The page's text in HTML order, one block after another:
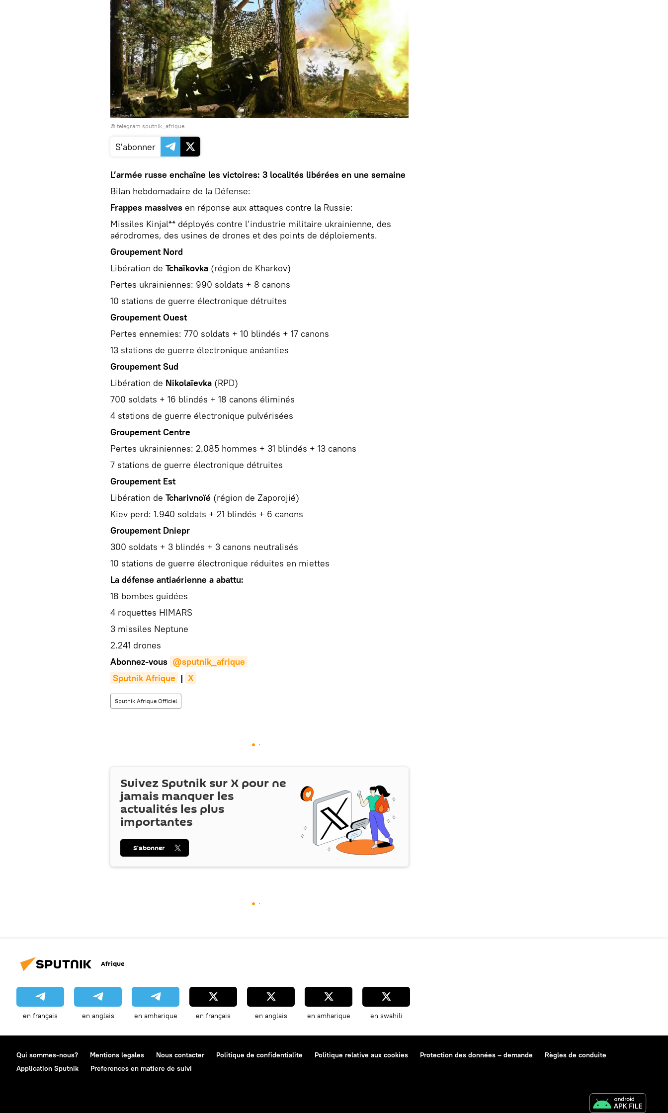
© telegram sputnik_afrique
S'abonner
L’armée russe enchaîne les victoires: 3 localités libérées en une semaine
Bilan hebdomadaire de la Défense:
Frappes massives en réponse aux attaques contre la Russie:
Missiles Kinjal** déployés contre l’industrie militaire ukrainienne, des
aérodromes, des usines de drones et des points de déploiements.
Groupement Nord
Libération de Tchaïkovka (région de Kharkov)
Pertes ukrainiennes: 990 soldats + 8 canons
10 stations de guerre électronique détruites
Groupement Ouest
Pertes ennemies: 770 soldats + 10 blindés + 17 canons
13 stations de guerre électronique anéanties
Groupement Sud
Libération de Nikolaïevka (RPD)
700 soldats + 16 blindés + 18 canons éliminés
4 stations de guerre électronique pulvérisées
Groupement Centre
Pertes ukrainiennes: 2.085 hommes + 31 blindés + 13 canons
7 stations de guerre électronique détruites
Groupement Est
Libération de Tcharivnoïé (région de Zaporojié)
Kiev perd: 1.940 soldats + 21 blindés + 6 canons
Groupement Dniepr
300 soldats + 3 blindés + 3 canons neutralisés
10 stations de guerre électronique réduites en miettes
La défense antiaérienne a abattu:
18 bombes guidées
4 roquettes HIMARS
3 missiles Neptune
2.241 drones
Abonnez-vous @sputnik_afrique
Sputnik Afrique | X
Sputnik Afrique Officiel
Suivez Sputnik surX pour ne
jamais manquer les
actualités les plus
importantes
S’abonner
Afrique
en français en anglais en amharique en français en anglais en amharique en swahili
Qui sommes-nous? Mentions legales Nous contacter Politique de confidentialite Politique relative aux cookies Protection des données – demande
Règles de conduite
Application Sputnik
Preferences en matiere de suivi